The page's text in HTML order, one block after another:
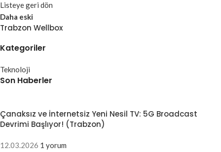
Listeye geri dön
Daha eski
Trabzon Wellbox
Kategoriler
Teknoloji
Son Haberler
Çanaksız ve İnternetsiz Yeni Nesil TV: 5G Broadcast
Devrimi Başlıyor! (Trabzon)
12.03.2026 1 yorum